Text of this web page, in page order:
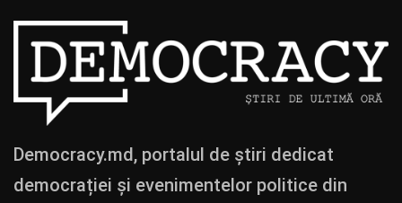
Democracy.md, portalul de știri dedicat
democrației și evenimentelor politice din